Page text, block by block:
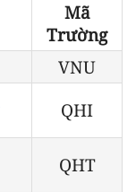
Mã
Trường
VNU
QHI
QHT